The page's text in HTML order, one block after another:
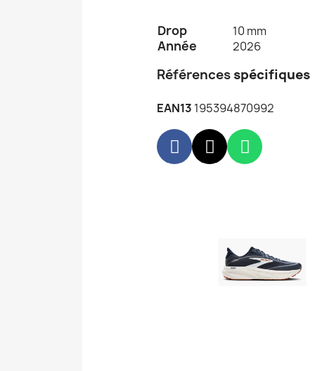
Drop 10 mm
Année 2026
Références spécifiques
EAN13 195394870992